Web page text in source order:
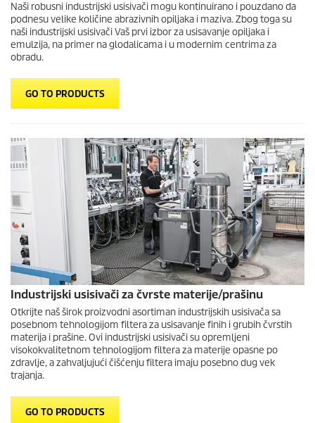
Naši robusni industrijski usisivači mogu kontinuirano i pouzdano da
podnesu velike količine abrazivnih opiljaka i maziva. Zbog toga su
naši industrijski usisivači Vaš prvi izbor za usisavanje opiljaka i
emulzija, na primer na glodalicama i u modernim centrima za
obradu.
GO TO PRODUCTS
Industrijski usisivači za čvrste materije/prašinu
Otkrijte naš širok proizvodni asortiman industrijskih usisivača sa
posebnom tehnologijom filtera za usisavanje finih i grubih čvrstih
materija i prašine. Ovi industrijski usisivači su opremljeni
visokokvalitetnom tehnologijom filtera za materije opasne po
zdravlje, a zahvaljujući čišćenju filtera imaju posebno dug vek
trajanja.
GO TO PRODUCTS